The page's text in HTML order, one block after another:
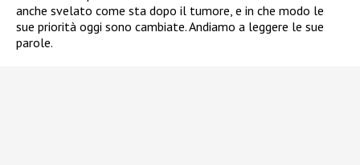
anche svelato come sta dopo il tumore, e in che modo le
sue priorità oggi sono cambiate. Andiamo a leggere le sue
parole.